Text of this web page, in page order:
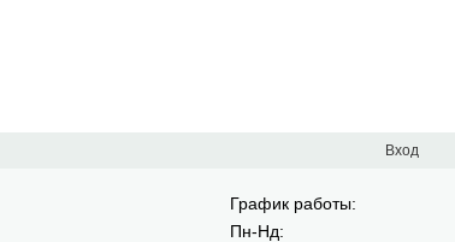
Вход
График работы:
Пн-Нд: